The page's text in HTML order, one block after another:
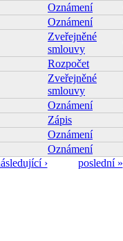
Oznámení
Oznámení
Zveřejněné
smlouvy
Rozpočet
Zveřejněné
smlouvy
Oznámení
Zápis
Oznámení
Oznámení
› poslední »